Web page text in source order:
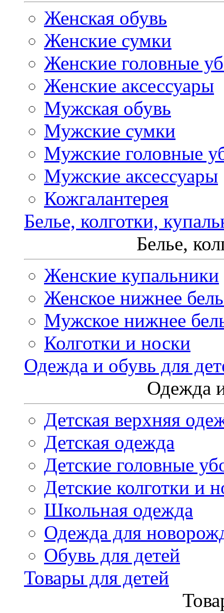
Женская обувь
Женские сумки
Женские головные
Женские аксессуары
Мужская обувь
Мужские сумки
Мужские головные
Мужские аксессуары
Кожгалантерея
Белье, колготки,
Белье,
Женские купальники
Женское нижнее
Мужское нижнее
Колготки и носки
Одежда и обувь для
Одежда
Детская верхняя
Детская одежда
Детские головные
Детские колготки и
Школьная одежда
Одежда для
Обувь для детей
Товары для детей